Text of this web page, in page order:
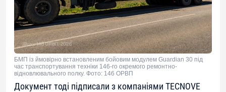
БМП із ймовірно встановленим бойовим модулем Guardian 30 під
час транспортування техніки 146-го окремого ремонтно-
відновлювального полку. Фото: 146 ОРВП
Документ тоді підписали з компаніями TECNOVE